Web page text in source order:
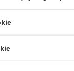
podczas aranżacji
ogrodowe
latarni.
ogrodowe